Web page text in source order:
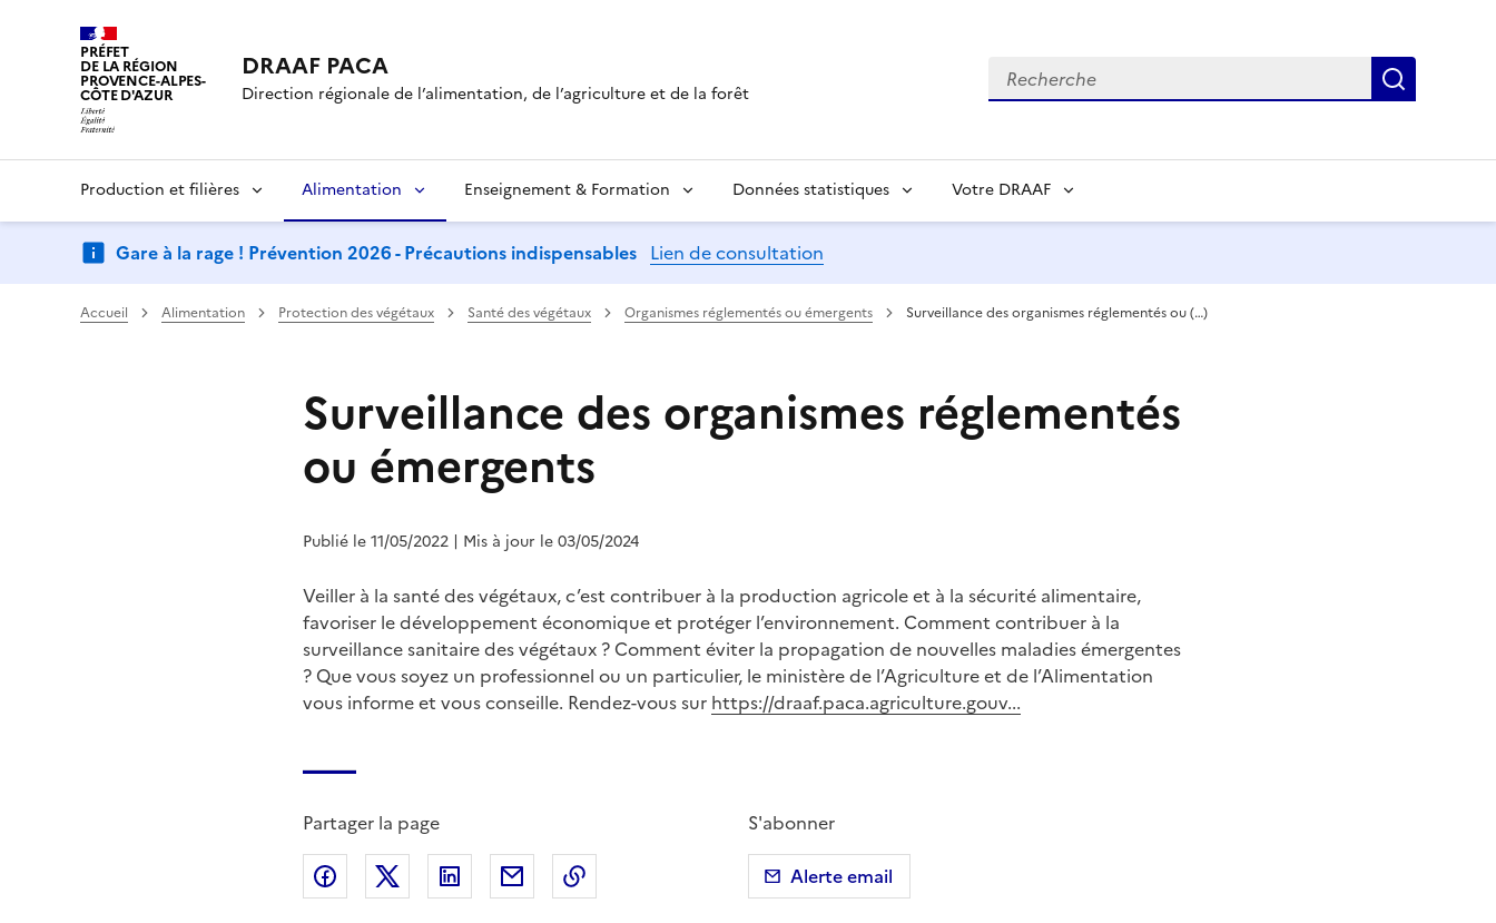
PRÉFET
DE LA RÉGION
PROVENCE-ALPES-
CÔTE D'AZUR
DRAAF PACA
Direction régionale de l’alimentation, de l’agriculture et de la forêt
Recherche
Production et filières Alimentation Enseignement & Formation Données statistiques Votre DRAAF
Gare à la rage ! Prévention 2026 - Précautions indispensables Lien de consultation
Accueil Alimentation Protection des végétaux Santé des végétaux Organismes réglementés ou émergents Surveillance des organismes réglementés ou (…)
Surveillance des organismes réglementés
ou émergents
Publié le 11/05/2022 | Mis à jour le 03/05/2024
Veiller à la santé des végétaux, c’est contribuer à la production agricole et à la sécurité alimentaire,
favoriser le développement économique et protéger l’environnement. Comment contribuer à la
surveillance sanitaire des végétaux ? Comment éviter la propagation de nouvelles maladies émergentes
? Que vous soyez un professionnel ou un particulier, le ministère de l’Agriculture et de l’Alimentation
vous informe et vous conseille. Rendez-vous sur https://draaf.paca.agriculture.gouv...
Partager la page
Partager sur Facebook
Partager sur X (anciennement Twitter)
Partager sur LinkedIn
Partager par emailCopier dans le presse-papier
S'abonner
Alerte email